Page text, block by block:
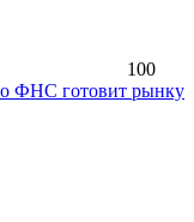
100
ФНС готовит рынку